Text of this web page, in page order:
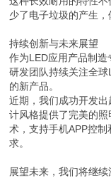
少了电子垃圾的产生，
持续创新与未来展望
作为LED应用产品制造
研发团队持续关注全
的新产品。
近期，我们成功开发
计风格提供了完美的
术，支持手机APP控
求。
展望未来，我们将继